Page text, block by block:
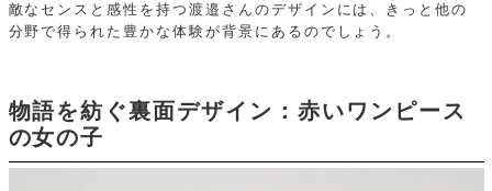
敵なセンスと感性を持つ渡邉さんのデザインには、きっと他の
分野で得られた豊かな体験が背景にあるのでしょう。
物語を紡ぐ裏面デザイン：赤いワンピース
の女の子